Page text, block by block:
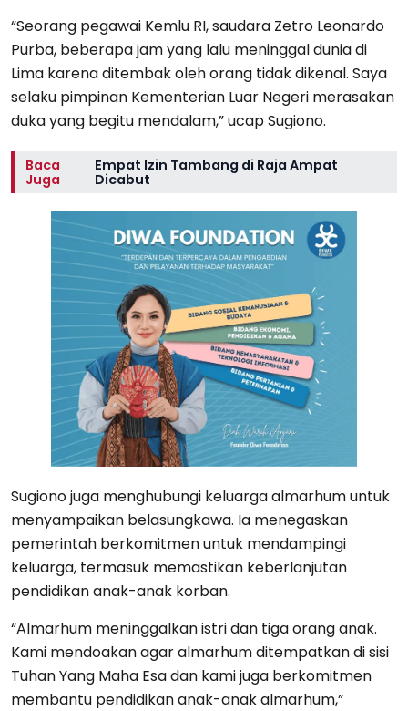
“Seorang pegawai Kemlu RI, saudara Zetro Leonardo
Purba, beberapa jam yang lalu meninggal dunia di
Lima karena ditembak oleh orang tidak dikenal. Saya
selaku pimpinan Kementerian Luar Negeri merasakan
duka yang begitu mendalam,” ucap Sugiono.
Baca
Juga
Empat Izin Tambang di Raja Ampat
Dicabut
Sugiono juga menghubungi keluarga almarhum untuk
menyampaikan belasungkawa. Ia menegaskan
pemerintah berkomitmen untuk mendampingi
keluarga, termasuk memastikan keberlanjutan
pendidikan anak-anak korban.
“Almarhum meninggalkan istri dan tiga orang anak.
Kami mendoakan agar almarhum ditempatkan di sisi
Tuhan Yang Maha Esa dan kami juga berkomitmen
membantu pendidikan anak-anak almarhum,”